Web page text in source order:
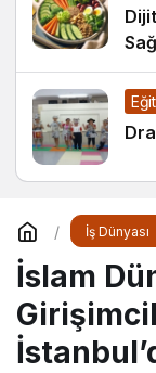
İş Dünyası
İslam